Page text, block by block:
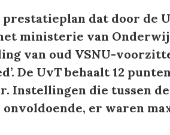
prestatieplan dat door de
ministerie van
van oud VSNU-
De UvT behaalt 12
Instellingen die tussen
onvoldoende, er waren